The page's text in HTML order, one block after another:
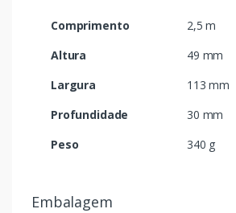
Comprimento
2,5 m
Altura
49 mm
Largura
113 mm
Profundidade
30 mm
Peso
340 g
Embalagem